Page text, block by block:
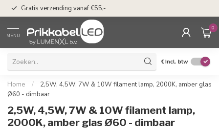
Gratis verzending vanaf €55,-
MENU
0
€Incl. btw
Home /
2,5W, 4,5W, 7W & 10W filament lamp, 2000K, amber glas
Ø60 - dimbaar
2,5W, 4,5W, 7W & 10W filament lamp,
2000K, amber glas Ø60 - dimbaar